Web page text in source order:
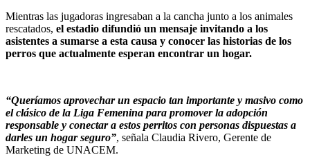
Mientras las jugadoras ingresaban a la cancha junto a los animales
rescatados, el estadio difundió un mensaje invitando a los
asistentes a sumarse a esta causa y conocer las historias de los
perros que actualmente esperan encontrar un hogar.
“Queríamos aprovechar un espacio tan importante y masivo como
el clásico de la Liga Femenina para promover la adopción
responsable y conectar a estos perritos con personas dispuestas a
darles un hogar seguro”, señala Claudia Rivero, Gerente de
Marketing de UNACEM.